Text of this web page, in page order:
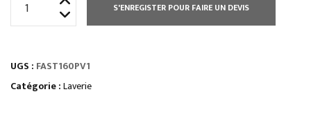
FAST
500
S'ENREGISTER POUR FAIRE UN DEVIS
UGS : FAST160PV1
Catégorie :Laverie